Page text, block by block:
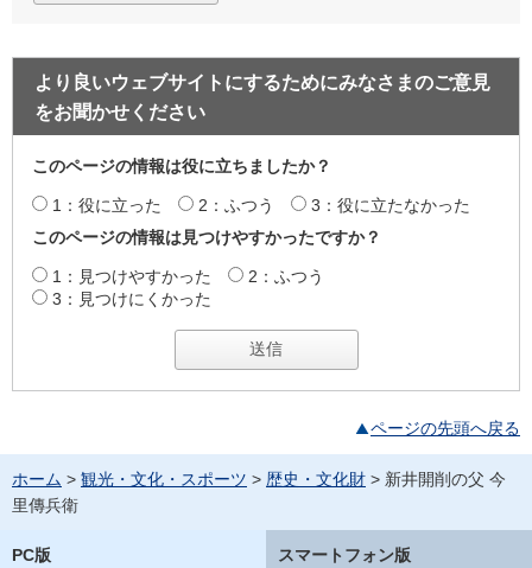
より良いウェブサイトにするためにみなさまのご意見
をお聞かせください
このページの情報は役に立ちましたか？
1：役に立った 2：ふつう
3：役に立たなかった
このページの情報は見つけやすかったですか？
1：見つけやすかった
2：ふつう
3：見つけにくかった
ページの先頭へ戻る
ホーム > 観光・文化・スポーツ > 歴史・文化財 > 新井開削の父 今
里傳兵衛
PC版 スマートフォン版